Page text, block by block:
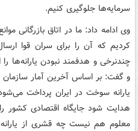
سرمایه‌ها جلوگیری کنیم.
وی ادامه داد: ما در اتاق بازرگانی
کردیم که آن را برای سران قوا
چندنرخی و هدفمند نبودن یارانه‌ها
یارانه سوخت در ایران پرداخت
هدایت شود جایگاه اقتصادی کشور
معلوم هم نیست چه قشری از